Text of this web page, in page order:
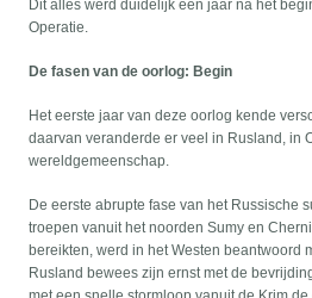
Dit alles werd duidelijk een jaar na het
Operatie.
De fasen van de oorlog: Begin
Het eerste jaar van deze oorlog kende
daarvan veranderde er veel in Rusland, in
wereldgemeenschap.
De eerste abrupte fase van het Russische
troepen vanuit het noorden Sumy en
bereikten, werd in het Westen beantwoord
Rusland bewees zijn ernst met de